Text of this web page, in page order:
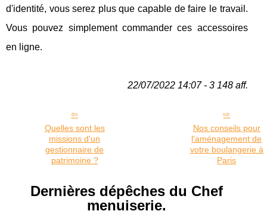
d'identité, vous serez plus que capable de faire le travail.
Vous pouvez simplement commander ces accessoires
en ligne.
22/07/2022 14:07 - 3 148 aff.
Quelles sont les
missions d'un
gestionnaire de
patrimoine ?
Nos conseils pour
l'aménagement de
votre boulangerie à
Paris
Dernières dépêches du Chef
menuiserie.